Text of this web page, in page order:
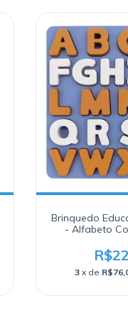
Brinquedo
- Alfabeto
3 x de